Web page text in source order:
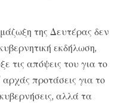
της Δευτέρας δεν
εκδήλωση,
τις απόψεις του για το
προτάσεις για το
αλλά τα